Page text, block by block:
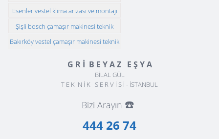
Esenler vestel klima arızası ve montajı
Şişli bosch çamaşır makinesi teknik
Bakırköy vestel çamaşır makinesi teknik
G R İ B E Y A Z E Ş Y A
BİLAL GÜL
T E K N İ K S E R V İ S İ - İSTANBUL
Bizi Arayın ☎️
444 26 74